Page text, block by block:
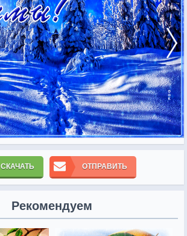
СКАЧАТЬ ОТПРАВИТЬ
Рекомендуем